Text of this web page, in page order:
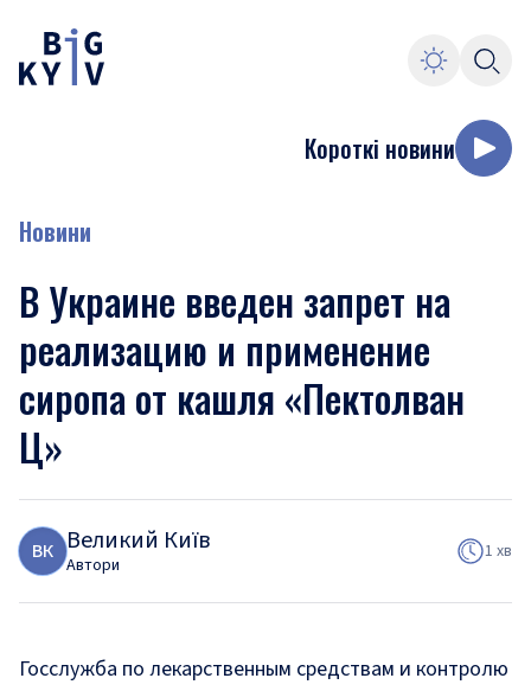
Короткі новини
Новини
В Украине введен запрет на
реализацию и применение
сиропа от кашля «Пектолван
Ц»
ВК Великий Київ
Автори
1 хв
Госслужба по лекарственным средствам и контролю